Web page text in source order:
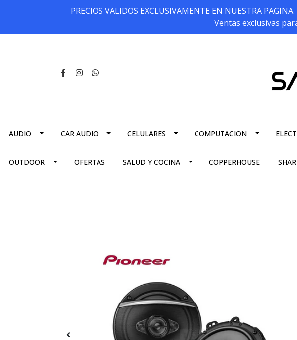
PRECIOS VALIDOS EXCLUSIVAMENTE EN NUESTRA
Ventas exclusivas
AUDIO CAR AUDIO CELULARES COMPUTACION
OUTDOOR OFERTAS SALUD Y COCINA COPPERHOUSE